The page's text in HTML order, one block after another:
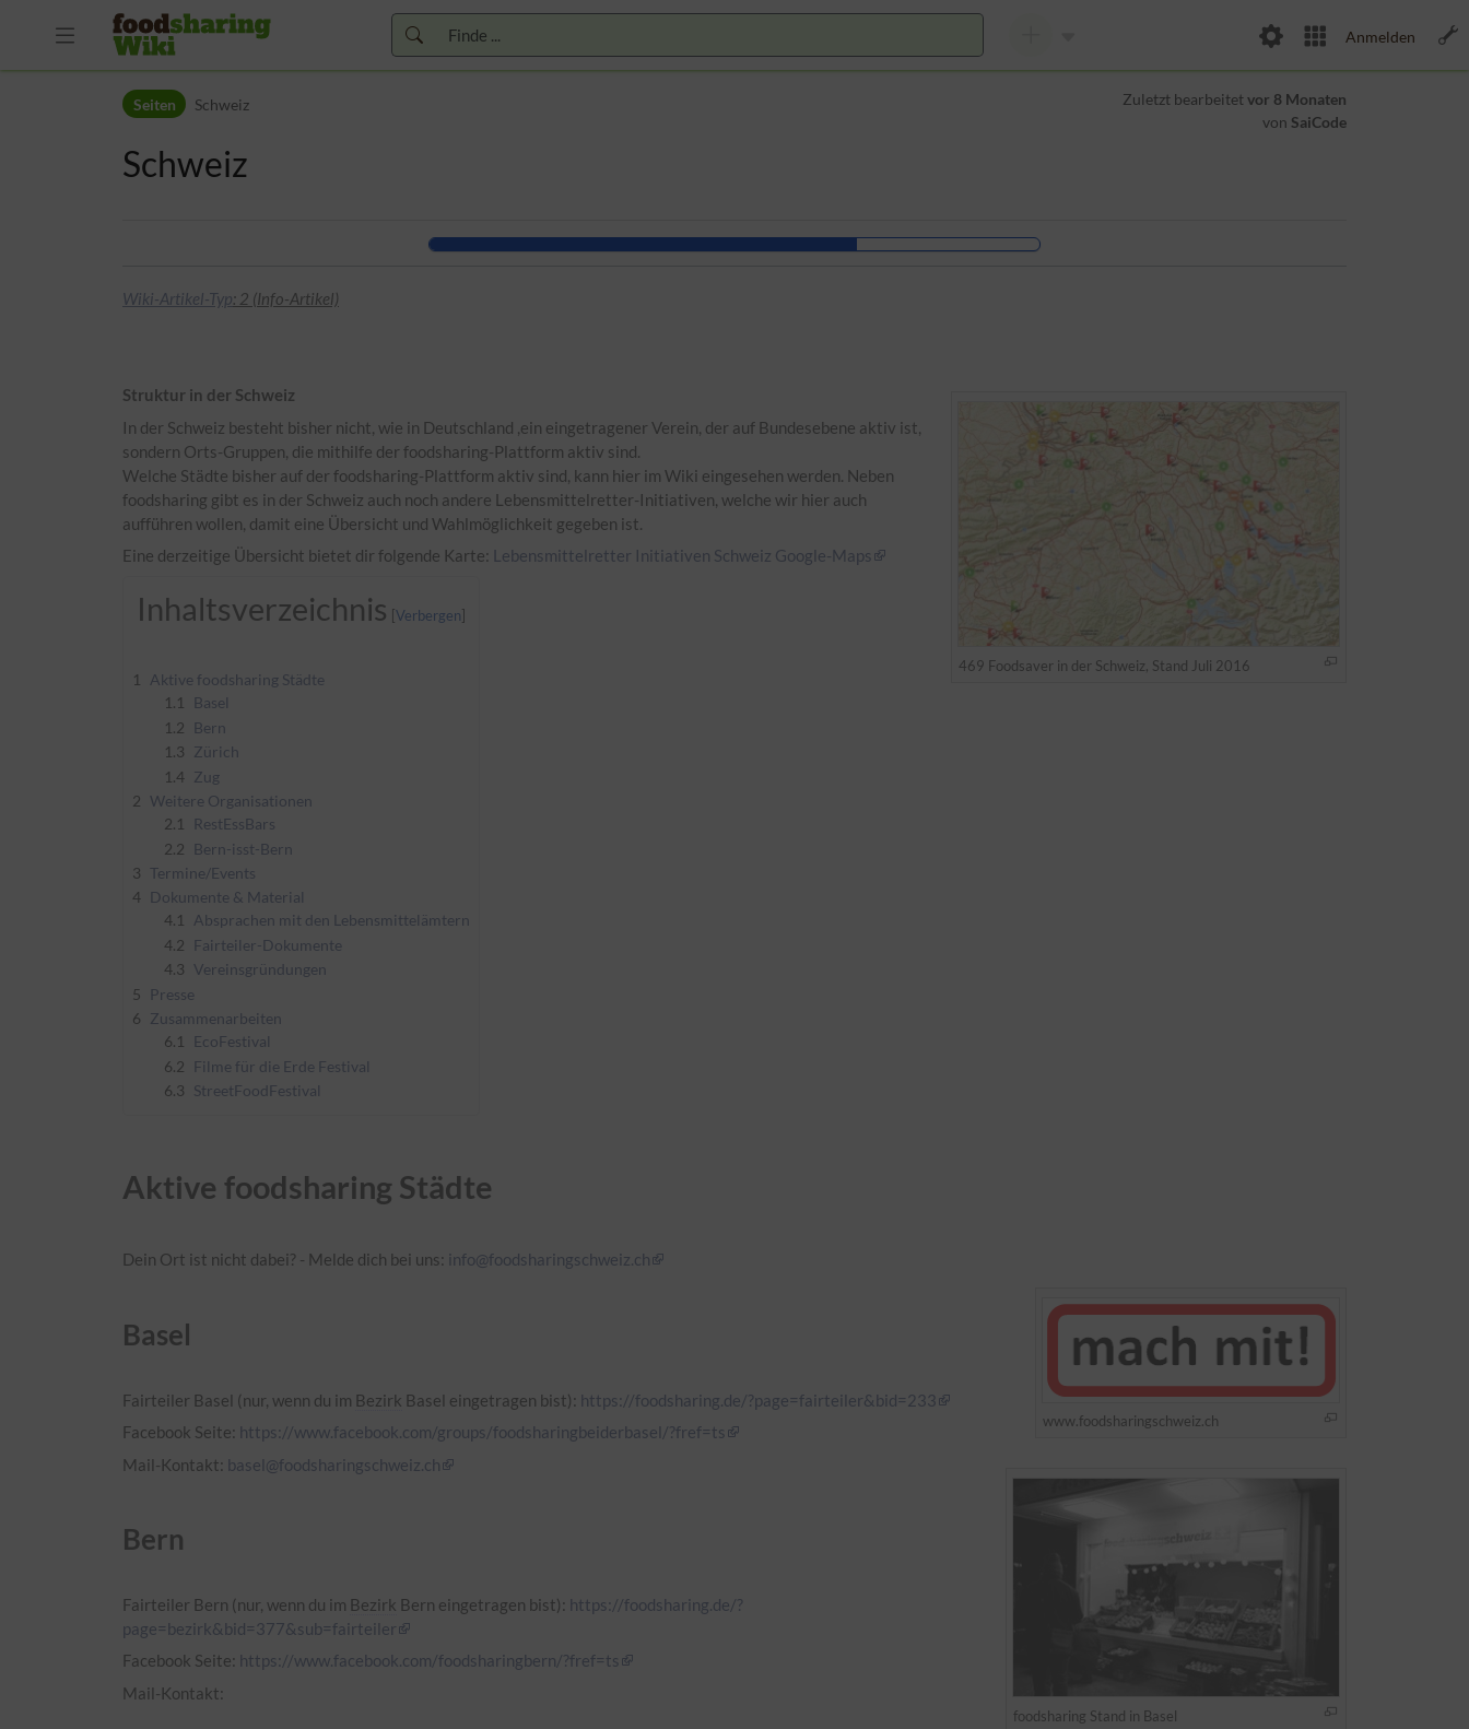
Zur Hauptnavigation
Zum Arbeitsbereich
Anmelden
Seiten Schweiz Zuletzt bearbeitetvor 8 Monaten
von SaiCode
Schweiz
Wiki-Artikel-Typ: 2 (Info-Artikel)
469 Foodsaver in der Schweiz, Stand Juli 2016
Struktur in der Schweiz
In der Schweiz besteht bisher nicht, wie in Deutschland ,ein eingetragener Verein, der auf Bundesebene aktiv ist,
sondern Orts-Gruppen, die mithilfe der foodsharing-Plattform aktiv sind.
Welche Städte bisher auf der foodsharing-Plattform aktiv sind, kann hier im Wiki eingesehen werden. Neben
foodsharing gibt es in der Schweiz auch noch andere Lebensmittelretter-Initiativen, welche wir hier auch
aufführen wollen, damit eine Übersicht und Wahlmöglichkeit gegeben ist.
Eine derzeitige Übersicht bietet dir folgende Karte: Lebensmittelretter Initiativen Schweiz Google-Maps
Inhaltsverzeichnis
1 Aktive foodsharing Städte
1.1
Basel
1.2
Bern
1.3 Zürich
1.4 Zug
2 Weitere Organisationen
2.1
RestEssBars
2.2
Bern-isst-Bern
3 Termine/Events
4 Dokumente & Material
4.1
Absprachen mit den Lebensmittelämtern
4.2
Fairteiler-Dokumente
4.3 Vereinsgründungen
5
Presse
6 Zusammenarbeiten
6.1
EcoFestival
6.2
Filme für die Erde Festival
6.3 StreetFoodFestival
Aktive foodsharing Städte
Dein Ort ist nicht dabei? - Melde dich bei uns: info@foodsharingschweiz.ch
www.foodsharingschweiz.ch
Basel
foodsharing Stand in Basel
Fairteiler Basel (nur, wenn du im Bezirk Basel eingetragen bist): https://foodsharing.de/?page=fairteiler&bid=233
Facebook Seite: https://www.facebook.com/groups/foodsharingbeiderbasel/?fref=ts
Mail-Kontakt: basel@foodsharingschweiz.ch
Bern
Fairteiler Bern (nur, wenn du im Bezirk Bern eingetragen bist): https://foodsharing.de/?
page=bezirk&bid=377&sub=fairteiler
Facebook Seite: https://www.facebook.com/foodsharingbern/?fref=ts
Mail-Kontakt: